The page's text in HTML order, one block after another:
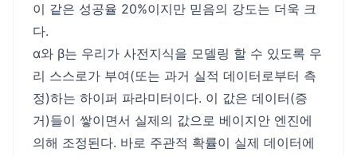
이 같은 성공율 20%이지만 믿음의 강도는 더욱 크
다.
α와 β는 우리가 사전지식을 모델링 할 수 있도록 우
리 스스로가 부여(또는 과거 실적 데이터로부터 측
정)하는 하이퍼 파라미터이다. 이 값은 데이터(증
거)들이 쌓이면서 실제의 값으로 베이지안 엔진에
의해 조정된다. 바로 주관적 확률이 실제 데이터에